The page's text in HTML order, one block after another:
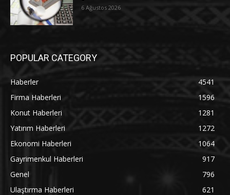
6 Ağustos 2026
POPULAR CATEGORY
Haberler
4541
Firma Haberleri
1596
Konut Haberleri
1281
Yatırım Haberleri
1272
Ekonomi Haberleri
1064
Gayrimenkul Haberleri
917
Genel
796
Ulaştırma Haberleri
621